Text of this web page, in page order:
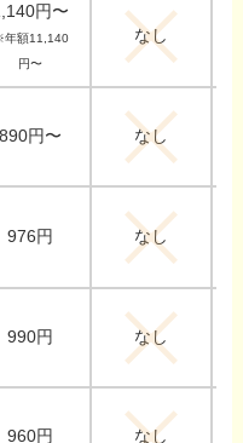
円〜
額11,140
円〜
なし
890円〜 なし
976円 なし
990円 なし
960円 なし